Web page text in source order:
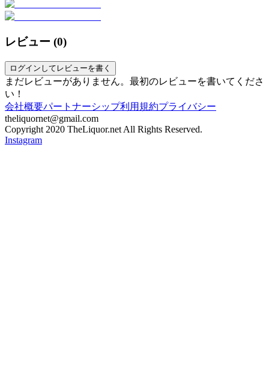
レビュー (0)
ログインしてレビューを書く
まだレビューがありません。最初のレビューを書いてくださ
い！
会社概要パートナーシップ利用規約プライバシー
theliquornet@gmail.com
Copyright 2020 TheLiquor.net All Rights Reserved.
Instagram